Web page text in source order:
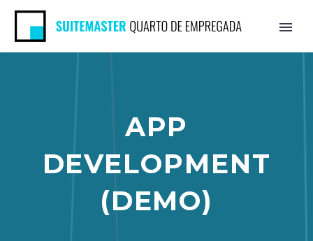
APP
DEVELOPMENT
(DEMO)